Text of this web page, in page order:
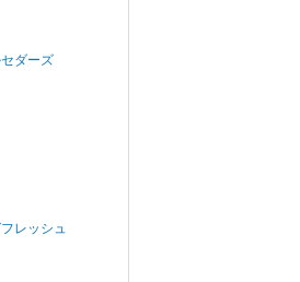
ダーズ
レッシュ